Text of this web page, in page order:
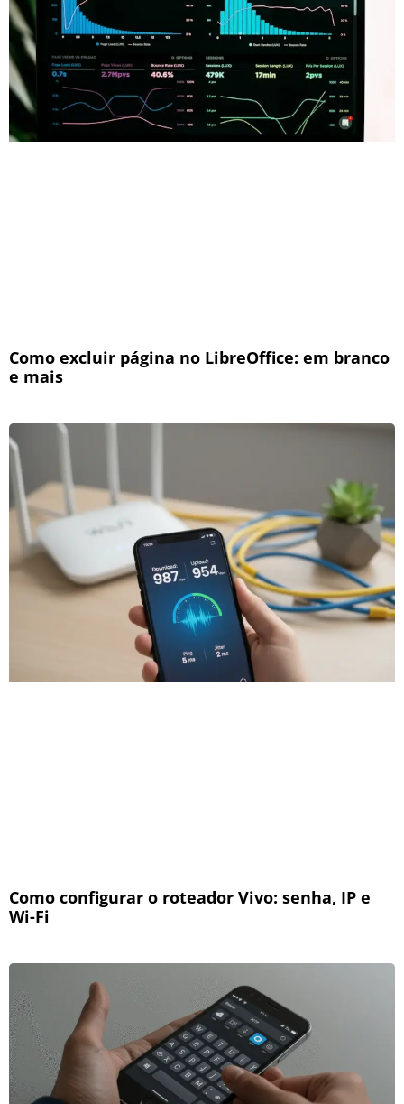
Como excluir página no LibreOffice: em branco
e mais
Como configurar o roteador Vivo: senha, IP e
Wi-Fi